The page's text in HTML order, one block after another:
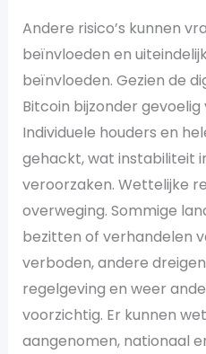
Andere risico’s kunnen
beïnvloeden en
beïnvloeden. Gezien de
Bitcoin bijzonder
Individuele houders en
gehackt, wat instabiliteit
veroorzaken. Wettelijke
overweging. Sommige
bezitten of verhandelen
verboden, andere
regelgeving en weer
voorzichtig. Er kunnen
aangenomen, nationaal